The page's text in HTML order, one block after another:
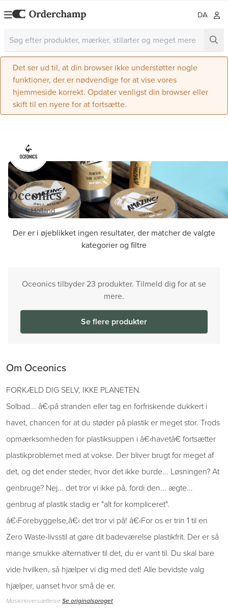
DA
Det ser ud til, at din browser ikke understøtter nogle
funktioner, der er nødvendige for at vise vores
hjemmeside korrekt. Opdater venligst din browser eller
skift til en nyere for at fortsætte.
Oceonics
Raalte, Holland
Der er i øjeblikket ingen resultater, der matcher de valgte
kategorier og filtre
Oceonics tilbyder 23 produkter. Tilmeld dig for at se
mere.
Se flere produkter
Om Oceonics
FORKÆLD DIG SELV, IKKE PLANETEN.
Solbad... â€‹på stranden eller tag en forfriskende dukkert i
havet, chancen for at du støder på plastik er meget stor. Trods
opmærksomheden for plastiksuppen i â€‹havetâ€ fortsætter
plastikproblemet med at vokse. Der bliver brugt for meget af
det, og det ender steder, hvor det ikke burde... Løsningen? At
genbruge? Nej... det tror vi ikke på, fordi den... ægte...
genbrug af plastik stadig er "alt for kompliceret".
â€‹Forebyggelse,â€‹ det tror vi på! â€‹For os er trin 1 til en
Zero Waste-livsstil at gøre dit badeværelse plastikfrit. Der er så
mange smukke alternativer til det, du er vant til. Du skal bare
vide hvilken, så hjælper vi dig med det! Alle bevidste valg
hjælper, uanset hvor små de er.
Maskinoversættelse Se originalsproget